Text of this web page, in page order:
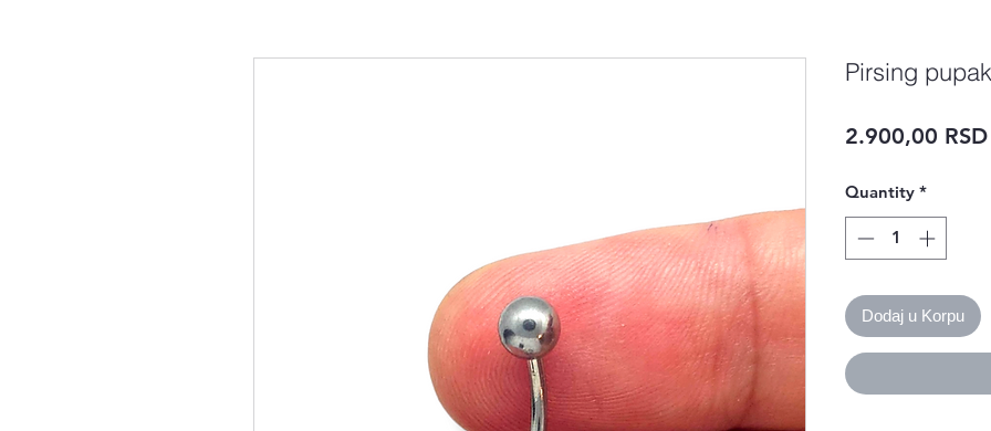
Pirsing
2.900,00 RSD
Quantity *
Dodaj u Korpu